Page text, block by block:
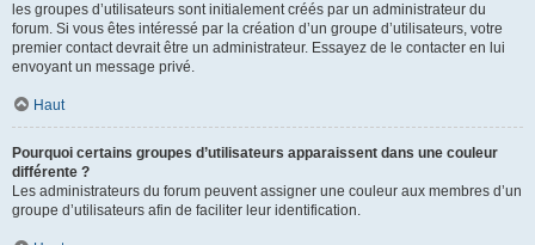
les groupes d’utilisateurs sont initialement créés par un administrateur du
forum. Si vous êtes intéressé par la création d’un groupe d’utilisateurs, votre
premier contact devrait être un administrateur. Essayez de le contacter en lui
envoyant un message privé.
Haut
Pourquoi certains groupes d’utilisateurs apparaissent dans une couleur
différente ?
Les administrateurs du forum peuvent assigner une couleur aux membres d’un
groupe d’utilisateurs afin de faciliter leur identification.